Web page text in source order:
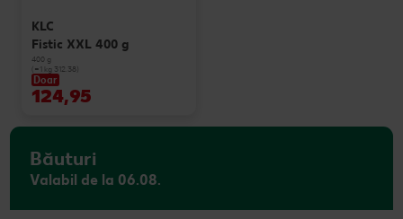
KLC
Fistic XXL 400 g
400 g
(=1 kg 312.38)
Doar
124,95
Băuturi
Valabil de la 06.08.